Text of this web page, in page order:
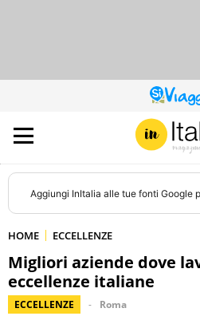
SITO
DI
Aggiungi InItalia alle tue fonti Google
HOME ECCELLENZE
Migliori aziende dove
eccellenze italiane
ECCELLENZE Roma